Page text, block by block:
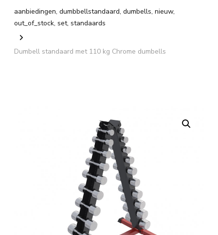
aanbiedingen, dumbbellstandaard, dumbells, nieuw,
out_of_stock, set, standaards
Dumbell standaard met 110 kg Chrome dumbells